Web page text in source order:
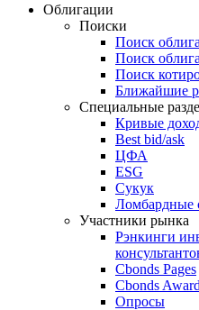
Облигации
Поиски
Поиск
Поиск
Поиск
Ближайшие
Специальные
Кривые
Best bid/ask
ЦФА
ESG
Сукук
Ломбардные
Участники рынка
Рэнкинги
Cbonds Pages
Cbonds
Опросы